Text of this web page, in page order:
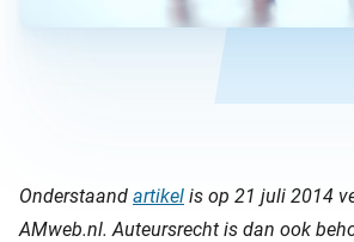
Onderstaand artikel is op 21 juli 2014
AMweb.nl. Auteursrecht is dan ook